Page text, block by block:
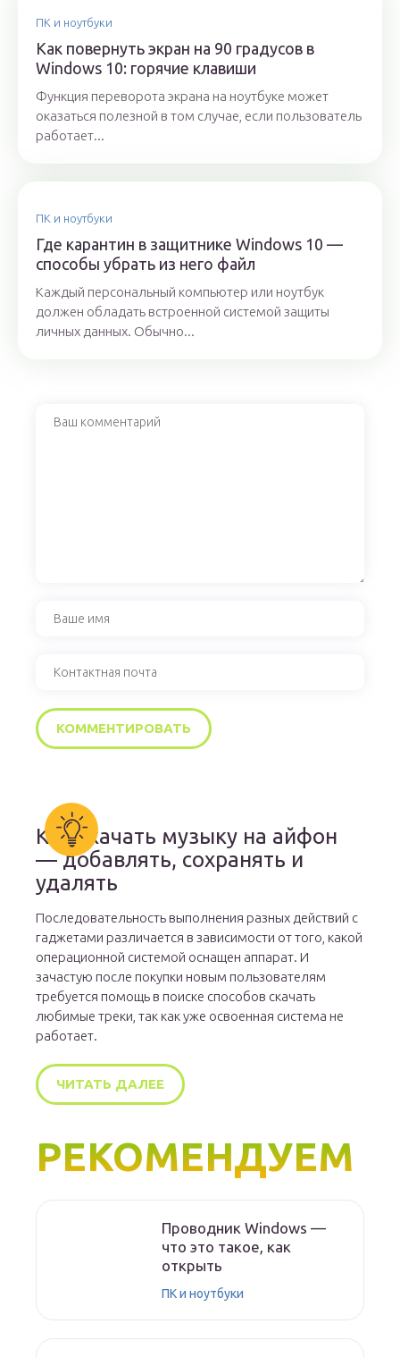
ПК и ноутбуки
Как повернуть экран на 90 градусов в
Windows 10: горячие клавиши
Функция переворота экрана на ноутбуке может
оказаться полезной в том случае, если пользователь
работает...
ПК и ноутбуки
Где карантин в защитнике Windows 10 —
способы убрать из него файл
Каждый персональный компьютер или ноутбук
должен обладать встроенной системой защиты
личных данных. Обычно...
Как скачать музыку на айфон
— добавлять, сохранять и
удалять
Последовательность выполнения разных действий с
гаджетами различается в зависимости от того, какой
операционной системой оснащен аппарат. И
зачастую после покупки новым пользователям
требуется помощь в поиске способов скачать
любимые треки, так как уже освоенная система не
работает.
ЧИТАТЬ ДАЛЕЕ
РЕКОМЕНДУЕМ
Проводник Windows —
что это такое, как
открыть
ПК и ноутбуки